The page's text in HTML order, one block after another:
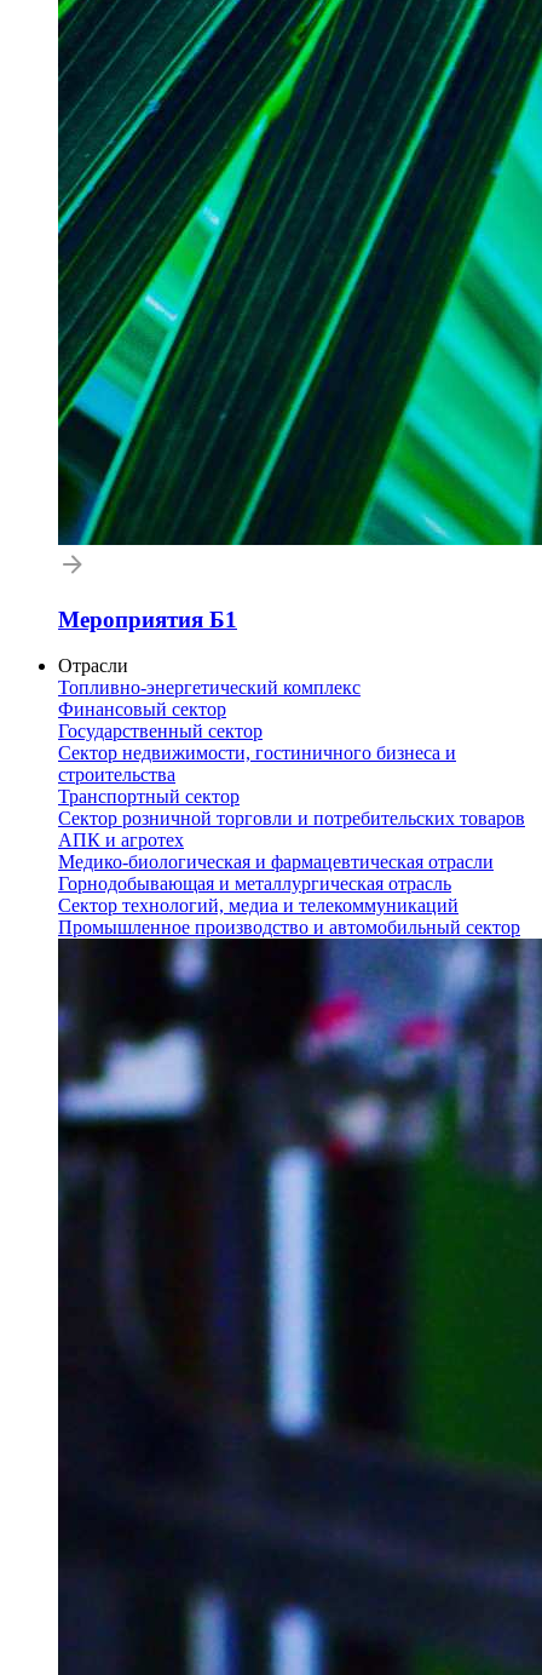
Мероприятия Б1
Отрасли
Топливно-энергетический комплекс
Финансовый сектор
Государственный сектор
Сектор недвижимости, гостиничного бизнеса и
строительства
Транспортный сектор
Сектор розничной торговли и потребительских товаров
АПК и агротех
Медико-биологическая и фармацевтическая отрасли
Горнодобывающая и металлургическая отрасль
Сектор технологий, медиа и телекоммуникаций
Промышленное производство и автомобильный сектор